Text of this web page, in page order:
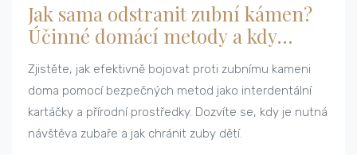
Jak sama odstranit zubní kámen?
Účinné domácí metody a kdy
vyhledat zubaře
Zjistěte, jak efektivně bojovat proti zubnímu kameni
doma pomocí bezpečných metod jako interdentální
kartáčky a přírodní prostředky. Dozvíte se, kdy je nutná
návštěva zubaře a jak chránit zuby dětí.